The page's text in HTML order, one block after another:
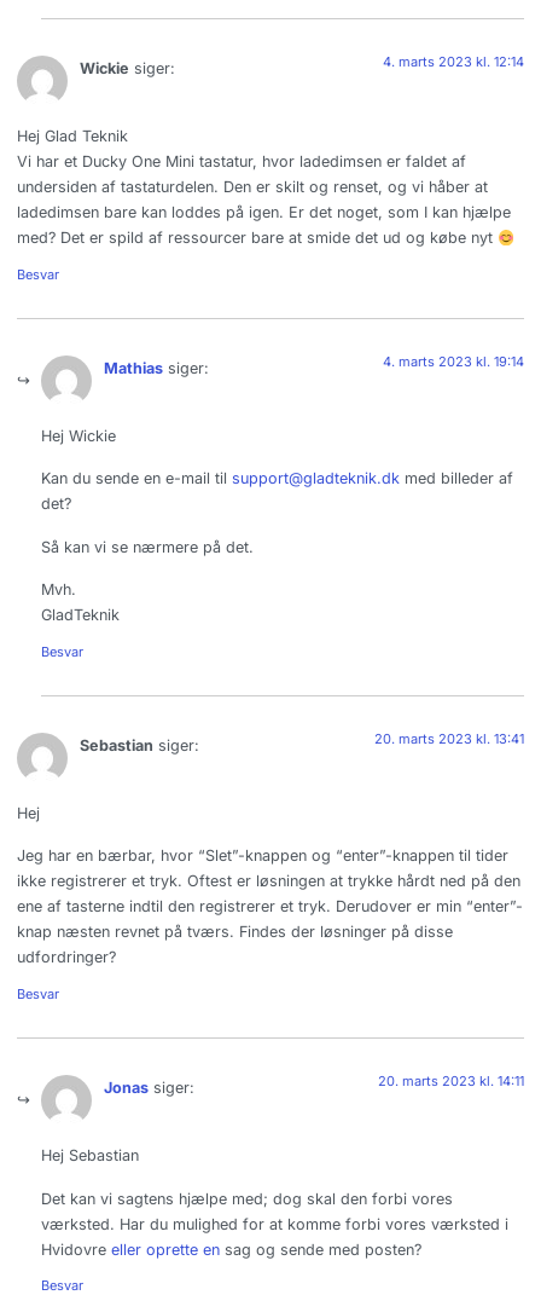
Wickie siger: 4. marts 2023 kl. 12:14
Hej Glad Teknik
Vi har et Ducky One Mini tastatur, hvor ladedimsen er faldet af
undersiden af tastaturdelen. Den er skilt og renset, og vi håber at
ladedimsen bare kan loddes på igen. Er det noget, som I kan hjælpe
med? Det er spild af ressourcer bare at smide det ud og købe nyt
Besvar
Mathias siger: 4. marts 2023 kl. 19:14
Hej Wickie
Kan du sende en e-mail til support@gladteknik.dk med billeder af
det?
Så kan vi se nærmere på det.
Mvh.
GladTeknik
Besvar
Sebastian siger: 20. marts 2023 kl. 13:41
Hej
Jeg har en bærbar, hvor “Slet”-knappen og “enter”-knappen til tider
ikke registrerer et tryk. Oftest er løsningen at trykke hårdt ned på den
ene af tasterne indtil den registrerer et tryk. Derudover er min “enter”-
knap næsten revnet på tværs. Findes der løsninger på disse
udfordringer?
Besvar
Jonas siger: 20. marts 2023 kl. 14:11
Hej Sebastian
Det kan vi sagtens hjælpe med; dog skal den forbi vores
værksted. Har du mulighed for at komme forbi vores værksted i
Hvidovre eller oprette en sag og sende med posten?
Besvar